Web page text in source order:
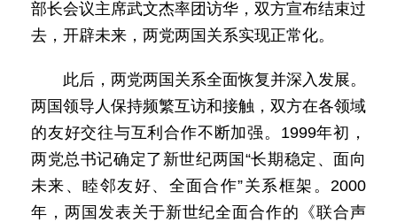
部长会议主席武文杰率团访华，双方宣布结束过
去，开辟未来，两党两国关系实现正常化。
此后，两党两国关系全面恢复并深入发展。
两国领导人保持频繁互访和接触，双方在各领域
的友好交往与互利合作不断加强。1999年初，
两党总书记确定了新世纪两国“长期稳定、面向
未来、睦邻友好、全面合作”关系框架。2000
年，两国发表关于新世纪全面合作的《联合声